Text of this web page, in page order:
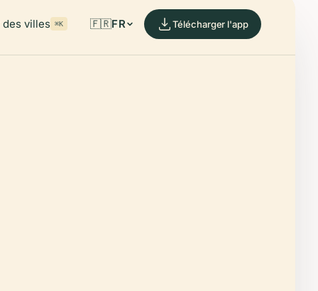
villes ⌘K 🇫🇷FR Télécharger l'app